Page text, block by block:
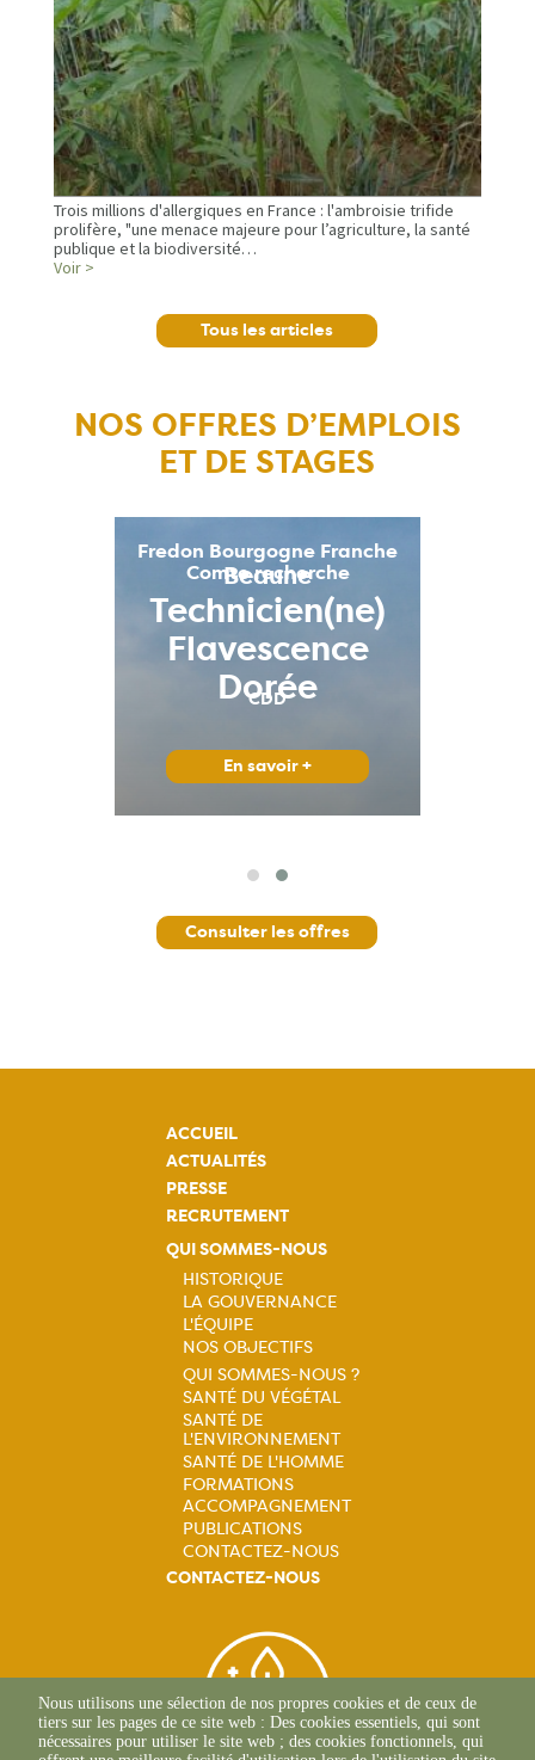
Trois millions d'allergiques en France : l'ambroisie trifide
prolifère, "une menace majeure pour l’agriculture, la santé
publique et la biodiversité…
Voir >
Tous les articles
NOS OFFRES D’EMPLOIS
ET DE STAGES
Fredon Bourgogne Franche
Comte recherche
Référent(e)
Géomatique &
Chargé(e) de
Beaune (21)
CDD
En savoir +
Consulter les offres
ACCUEIL
ACTUALITÉS
PRESSE
RECRUTEMENT
QUI SOMMES-NOUS
Navigation
principale
HISTORIQUE
LA GOUVERNANCE
L'ÉQUIPE
NOS OBJECTIFS
Navigation
principale
QUI SOMMES-NOUS ?
SANTÉ DU VÉGÉTAL
SANTÉ DE
L'ENVIRONNEMENT
SANTÉ DE L'HOMME
FORMATIONS
ACCOMPAGNEMENT
PUBLICATIONS
CONTACTEZ-NOUS
CONTACTEZ-NOUS
Nous utilisons une sélection de nos propres cookies et de ceux de
tiers sur les pages de ce site web : Des cookies essentiels, qui sont
nécessaires pour utiliser le site web ; des cookies fonctionnels, qui